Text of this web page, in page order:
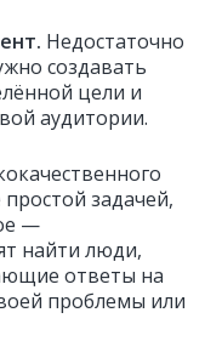
Недостаточно
создавать
цели и
аудитории.
задачей,
—
найти люди,
ответы на
проблемы или